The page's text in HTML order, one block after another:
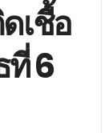
เชื้อ
6